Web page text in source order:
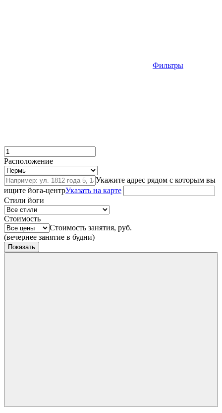
Фильтры
Расположение
Укажите адрес рядом с которым вы
ищите йога-центрУказать на карте
Стили йоги
Стоимость
Стоимость занятия, руб.
(вечернее занятие в будни)
Показать